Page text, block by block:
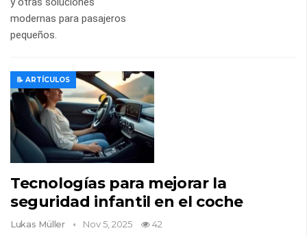
modernas para pasajeros
pequeños.
📝 ARTÍCULOS
Tecnologías para mejorar la
seguridad infantil en el coche
Lukas Müller Nov 5, 2025 42